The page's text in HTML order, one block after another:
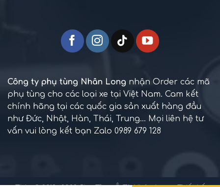
Công ty phụ tùng Nhân Long nhận Order các mã
phụ tùng cho các loại xe tại Việt Nam. Cam kết
chính hãng tại các quốc gia sản xuất hàng đầu
như Đức, Nhật, Hàn, Thái, Trung... Mọi liên hệ tư
vấn vui lòng kết bạn Zalo 0989 679 128